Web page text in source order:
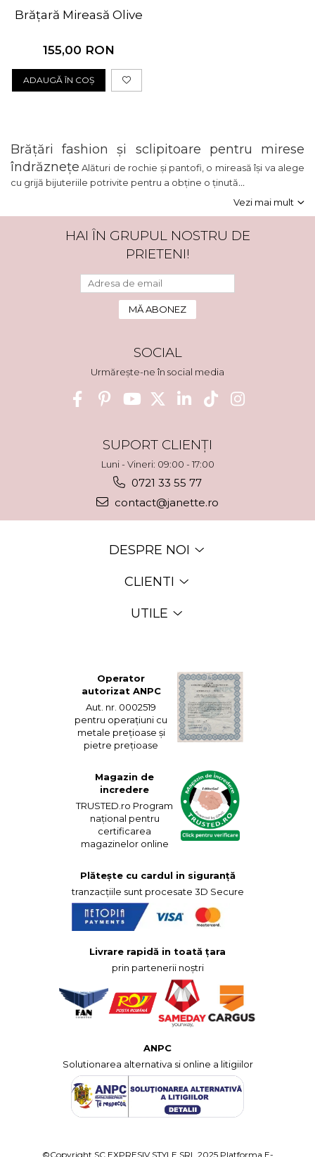
Brățară Mireasă Olive
155,00 RON
ADAUGĂ ÎN COȘ
Brățări fashion și sclipitoare pentru mirese
îndrăznețe Alături de rochie și pantofi, o mireasă își va alege
cu grijă bijuteriile potrivite pentru a obține o ținută...
Vezi mai mult
HAI ÎN GRUPUL NOSTRU DE
PRIETENI!
SOCIAL
Urmărește-ne în social media
SUPORT CLIENȚI
Luni - Vineri: 09:00 - 17:00
0721 33 55 77
contact@janette.ro
DESPRE NOI
CLIENTI
UTILE
Operator
autorizat ANPC
Aut. nr. 0002519
pentru operațiuni cu
metale prețioase și
pietre prețioase
Magazin de
incredere
TRUSTED.ro Program
național pentru
certificarea
magazinelor online
Plătește cu cardul in siguranță
tranzacțiile sunt procesate 3D Secure
Livrare rapidă in toată țara
prin partenerii noștri
ANPC
Solutionarea alternativa si online a litigiilor
©Copyright SC EXPRESIV STYLE SRL 2025 Platforma E-